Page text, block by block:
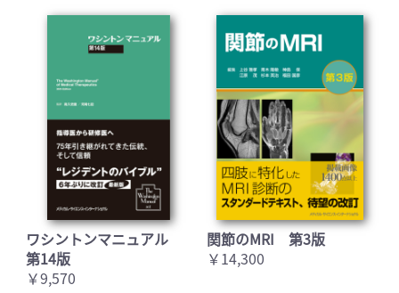
ワシントンマニュアル
第14版
￥9,570
関節のMRI 第3版
￥14,300